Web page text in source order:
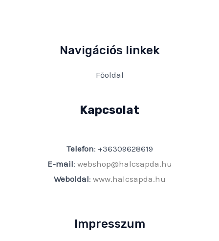
Navigációs linkek
Főoldal
Kapcsolat
Telefon: +36309628619
E-mail: webshop@halcsapda.hu
Weboldal: www.halcsapda.hu
Impresszum